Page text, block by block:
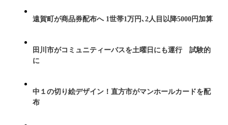
遠賀町が商品券配布へ 1世帯1万円､2人目以降5000円加算
田川市がコミュニティーバスを土曜日にも運行 試験的
に
中１の切り絵デザイン！直方市がマンホールカードを配
布